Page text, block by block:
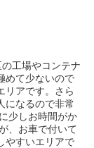
工場やコンテナ
めて少ないので
リアです。さら
になるので非常
少しお時間がか
、お車で付いて
やすいエリアで